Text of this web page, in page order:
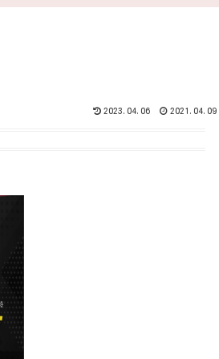
2023.04.06 2021.04.09